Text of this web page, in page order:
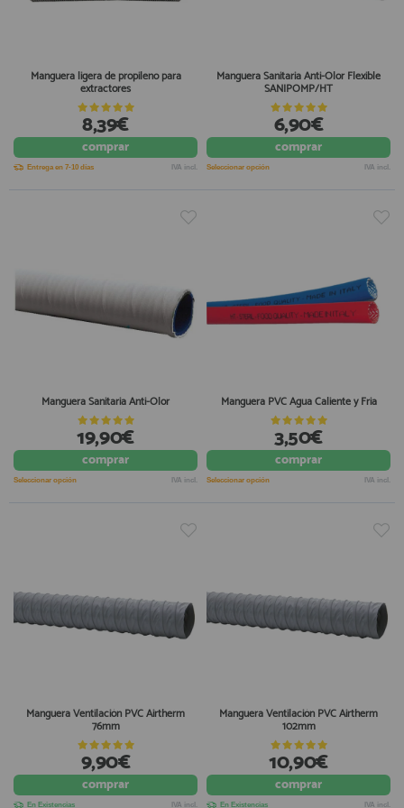
Manguera ligera de propileno para
extractores
8,39€
comprar
Entrega en 7-10 días IVA incl.
Manguera Sanitaria Anti-Olor Flexible
SANIPOMP/HT
6,90€
comprar
Seleccionar opción IVA incl.
Manguera Sanitaria Anti-Olor
19,90€
comprar
Seleccionar opción IVA incl.
Manguera PVC Agua Caliente y Fria
3,50€
comprar
Seleccionar opción IVA incl.
Manguera Ventilación PVC Airtherm
76mm
9,90€
comprar
En Existencias IVA incl.
Manguera Ventilación PVC Airtherm
102mm
10,90€
comprar
En Existencias IVA incl.